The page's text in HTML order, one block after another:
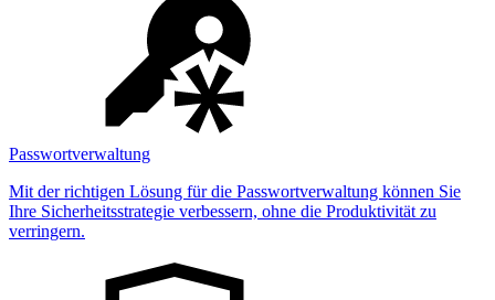
Passwortverwaltung
Mit der richtigen Lösung für die Passwortverwaltung können Sie
Ihre Sicherheitsstrategie verbessern, ohne die Produktivität zu
verringern.